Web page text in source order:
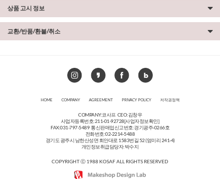
상품 고시 정보
교환/반품/환불/취소
HOME COMPANY AGREEMENT PRIVACY POLICY 저작권정책
COMPANY:코사프 CEO:김창우
사업자등록번호:211-01-92728[사업자정보확인]
FAX:031-797-5489 통신판매업신고번호:경기광주-0266호
전화번호:02-2214-5488
경기도 광주시 남한산성면 회안대로 1583번길 52 (엄미리 241-4)
개인정보취급담당자:박수지
COPYRIGHT ⓒ 1988 KOSAF ALL RIGHTS RESERVED